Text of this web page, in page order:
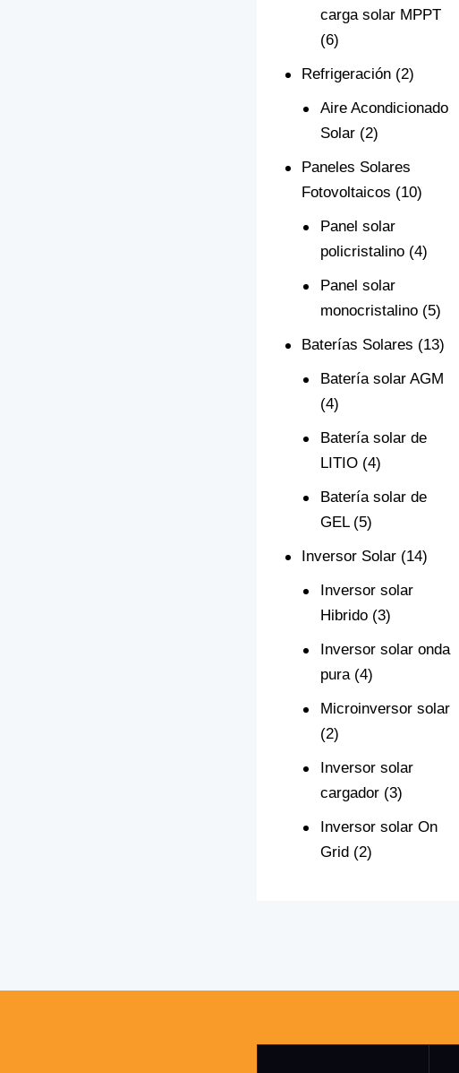
carga solar MPPT
(6)
Refrigeración (2)
Aire Acondicionado
Solar (2)
Paneles Solares
Fotovoltaicos (10)
Panel solar
policristalino (4)
Panel solar
monocristalino (5)
Baterías Solares (13)
Batería solar AGM
(4)
Batería solar de
LITIO (4)
Batería solar de
GEL (5)
Inversor Solar (14)
Inversor solar
Hibrido (3)
Inversor solar onda
pura (4)
Microinversor solar
(2)
Inversor solar
cargador (3)
Inversor solar On
Grid (2)